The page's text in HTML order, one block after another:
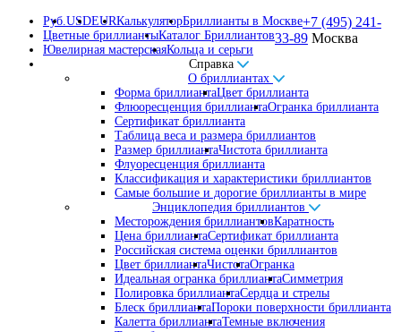
Руб.USDEURКалькуляторБриллианты в Москве
Цветные бриллиантыКаталог Бриллиантов
Ювелирная мастерскаяКольца и серьги
Справка
О бриллиантах
Форма бриллиантаЦвет бриллианта
Флюоресценция бриллиантаОгранка бриллианта
Сертификат бриллианта
Таблица веса и размера бриллиантов
Размер бриллиантаЧистота бриллианта
Флуоресценция бриллианта
Классификация и характеристики бриллиантов
Самые большие и дорогие бриллианты в мире
Энциклопедия бриллиантов
Месторождения бриллиантовКаратность
Цена бриллиантаСертификат бриллианта
Российская система оценки бриллиантов
Цвет бриллиантаЧистотаОгранка
Идеальная огранка бриллиантаСимметрия
Полировка бриллиантаСердца и стрелы
Блеск бриллиантаПороки поверхности бриллианта
Калетта бриллиантаТемные включения
+7 (495) 241-
33-89 Москва